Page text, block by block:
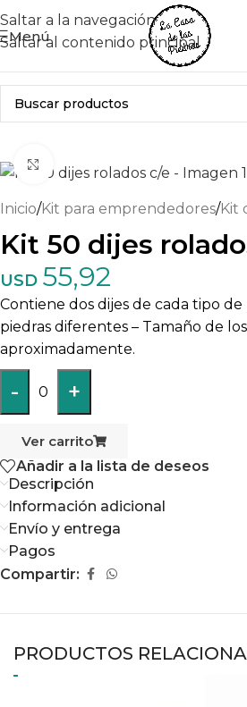
Saltar a la navegación
Saltar al contenido principal
Menú
Haga clic para ampliar
Inicio/Kit para emprendedores/Kit
Kit 50 dijes
USD 55,92
Contiene dos dijes de cada tipo
piedras diferentes – Tamaño de los
aproximadamente.
- 0 +
Ver carrito
Añadir a la lista de deseos
Descripción
Información adicional
Envío y entrega
Pagos
Compartir:
PRODUCTOS